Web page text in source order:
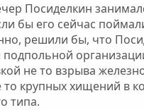
Посиделкин
бы его сейчас
решили бы, что
не то взрыва
то крупных хищений в
типа.